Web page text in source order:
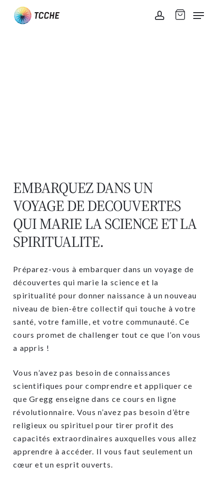
account
EMBARQUEZ DANS UN
VOYAGE DE DECOUVERTES
QUI MARIE LA SCIENCE ET LA
SPIRITUALITE.
Préparez-vous à embarquer dans un voyage de
découvertes qui marie la science et la
spiritualité pour donner naissance à un nouveau
niveau de bien-être collectif qui touche à votre
santé, votre famille, et votre communauté. Ce
cours promet de challenger tout ce que l’on vous
a appris !
Vous n’avez pas besoin de connaissances
scientifiques pour comprendre et appliquer ce
que Gregg enseigne dans ce cours en ligne
révolutionnaire. Vous n’avez pas besoin d’être
religieux ou spirituel pour tirer profit des
capacités extraordinaires auxquelles vous allez
apprendre à accéder. Il vous faut seulement un
cœur et un esprit ouverts.